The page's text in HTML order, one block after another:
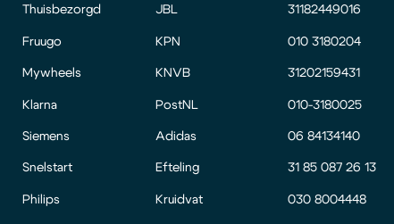
Thuisbezorgd
Fruugo
Mywheels
Klarna
Siemens
Snelstart
Philips
JBL
KPN
KNVB
PostNL
Adidas
Efteling
Kruidvat
31182449016
010 3180204
31202159431
010-3180025
06 84134140
31 85 087 26 13
030 8004448